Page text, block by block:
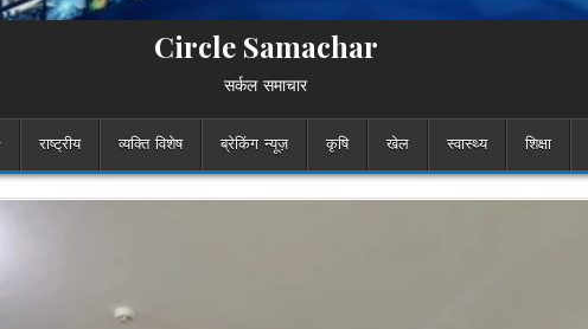
Circle Samachar
सर्कल समाचार
राष्ट्रीय व्यक्ति विशेष ब्रेकिंग न्यूज़ कृषि खेल स्वास्थ्य शिक्षा